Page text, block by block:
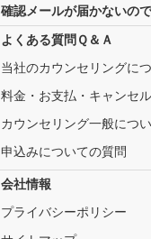
確認メールが届かないの
よくある質問Ｑ＆Ａ
当社のカウンセリングに
料金・お支払・キャンセ
カウンセリング一般につ
申込みについての質問
会社情報
プライバシーポリシー